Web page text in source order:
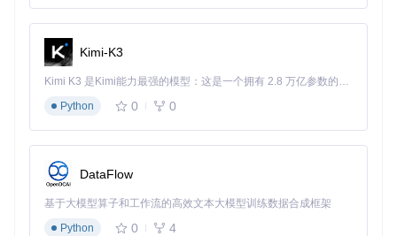
cd Chunker
💡 实用小贴士：如果希望加速构建过程或跳过测试，可以使
Step 3: 定位构建产物 构建完成后，生成的可执行文件位于bu
ild/libs/目录下，包括：
CLI版本的jar文件
带有Electron前端的图形界面版本
Kimi-K3
Kimi K3 是Kimi能力最强的模型：这是一个拥有 2.8 万亿参数的混合专家（MoE）模型，具备原生视觉理解能力，并支持 100 万 token 的上下文窗口。
Python
0 0
DataFlow
基于大模型算子和工作流的高效文本大模型训练数据合成框架
Python
0 4